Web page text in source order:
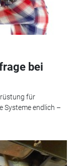
bei
für
Systeme endlich –